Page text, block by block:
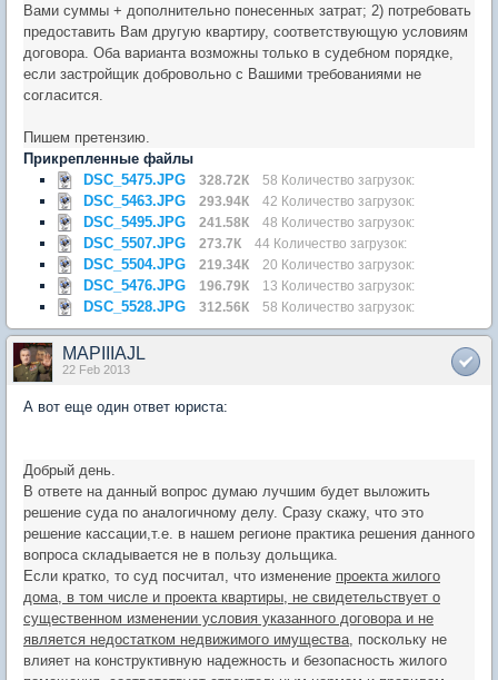
Вами суммы + дополнительно понесенных затрат; 2) потребовать
предоставить Вам другую квартиру, соответствующую условиям
договора. Оба варианта возможны только в судебном порядке,
если застройщик добровольно с Вашими требованиями не
согласится.
Пишем претензию.
Прикрепленные файлы
DSC_5475.JPG
328.72К 58 Количество загрузок:
DSC_5463.JPG 293.94К 42 Количество загрузок:
DSC_5495.JPG 241.58К 48 Количество загрузок:
DSC_5507.JPG 273.7К 44 Количество загрузок:
DSC_5504.JPG 219.34К 20 Количество загрузок:
DSC_5476.JPG 196.79К 13 Количество загрузок:
DSC_5528.JPG 312.56К 58 Количество загрузок:
MAPIIIAJL
22 Feb 2013
А вот еще один ответ юриста:
Добрый день.
В ответе на данный вопрос думаю лучшим будет выложить
решение суда по аналогичному делу. Сразу скажу, что это
решение кассации,т.е. в нашем регионе практика решения данного
вопроса складывается не в пользу дольщика.
Если кратко, то суд посчитал, что изменение проекта жилого
дома, в том числе и проекта квартиры, не свидетельствует о
существенном изменении условия указанного договора и не
является недостатком недвижимого имущества , поскольку не
влияет на конструктивную надежность и безопасность жилого